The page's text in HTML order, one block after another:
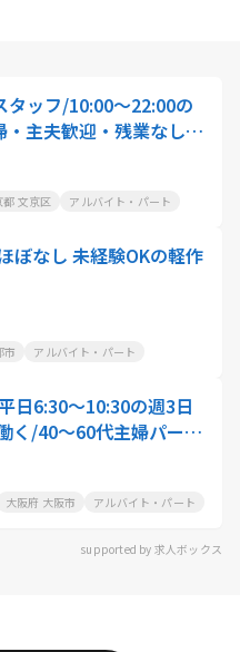
タッフ/10:00〜22:00の
主夫歓迎・残業なし・
都 文京区 アルバイト・パート
ぼなし 未経験OKの軽作
市 アルバイト・パート
日6:30～10:30の週3日
く/40～60代主婦パート
大阪府 大阪市 アルバイト・パート
supported by 求人ボックス